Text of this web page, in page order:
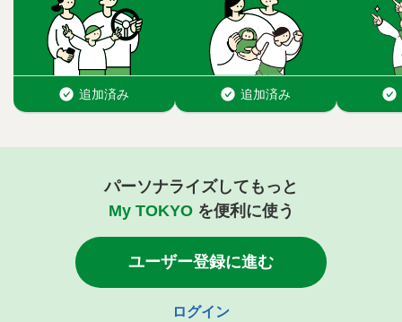
パーソナライズしてもっと
My TOKYOを便利に使う
ユーザー登録に進む
ログイン